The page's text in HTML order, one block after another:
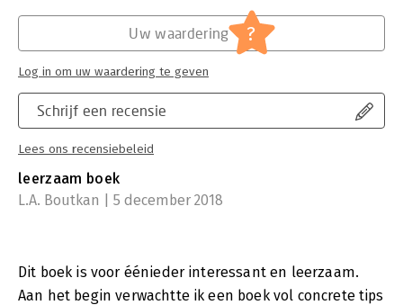
Schrijf een recensie
Lees ons recensiebeleid
Uw waardering ?
Log in om uw waardering te geven
leerzaam boek
L.A. Boutkan | 5 december 2018
Dit boek is voor éénieder interessant en leerzaam.
Aan het begin verwachtte ik een boek vol concrete tips